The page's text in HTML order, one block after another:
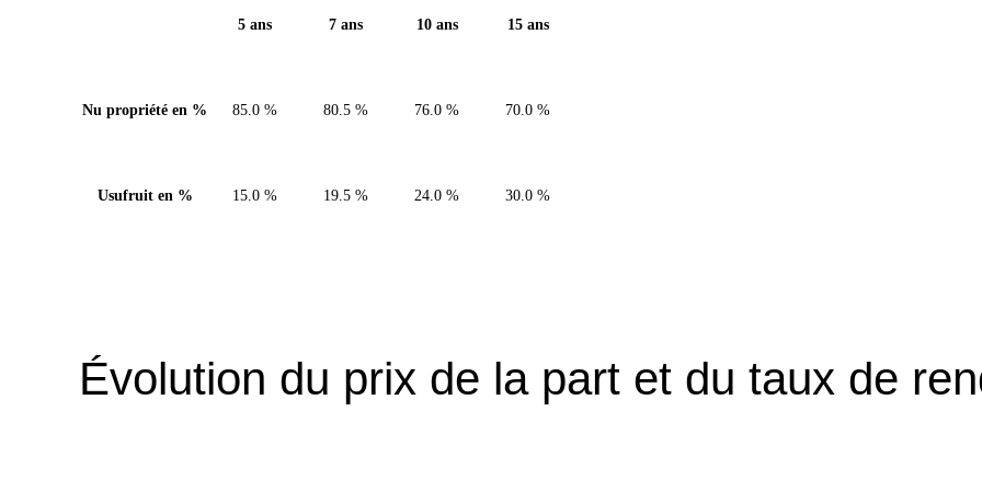
5 ans 7 ans 10 ans 15 ans
Nu propriété en % 85.0 % 80.5 % 76.0 % 70.0 %
Usufruit en % 15.0 % 19.5 % 24.0 % 30.0 %
Évolution du prix de la part et du taux de